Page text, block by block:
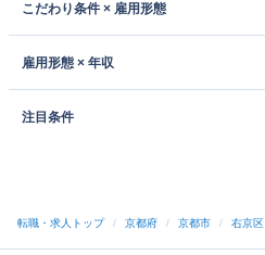
こだわり条件 × 雇用形態
雇用形態 × 年収
注目条件
転職・求人トップ / 京都府 / 京都市 / 右京区